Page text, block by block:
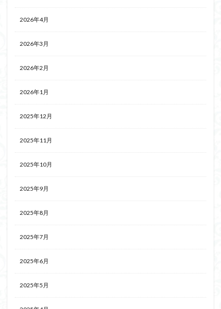
2026年4月
2026年3月
2026年2月
2026年1月
2025年12月
2025年11月
2025年10月
2025年9月
2025年8月
2025年7月
2025年6月
2025年5月